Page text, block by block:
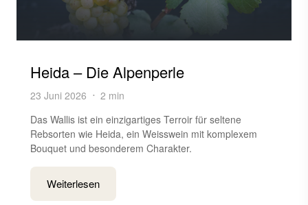
Heida – Die Alpenperle
23 Juni 2026
2 min
Das Wallis ist ein einzigartiges Terroir für seltene
Rebsorten wie Heida, ein Weisswein mit komplexem
Bouquet und besonderem Charakter.
Weiterlesen